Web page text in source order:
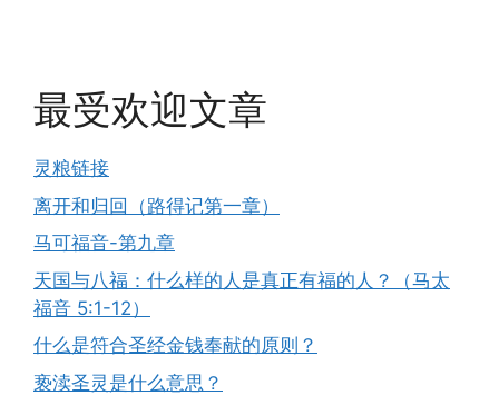
最受欢迎文章
灵粮链接
离开和归回（路得记第一章）
马可福音-第九章
天国与八福：什么样的人是真正有福的人？（马太
福音 5:1-12）
什么是符合圣经金钱奉献的原则？
亵渎圣灵是什么意思？